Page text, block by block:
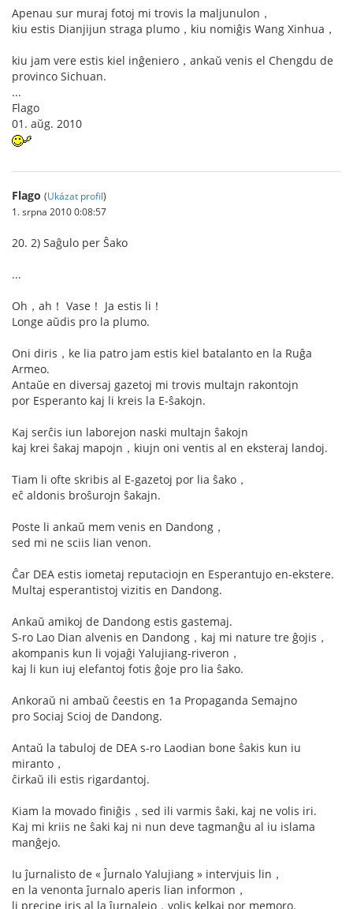
Apenau sur muraj fotoj mi trovis la maljunulon，
kiu estis Dianjijun straga plumo，kiu nomiĝis Wang Xinhua，
kiu jam vere estis kiel inĝeniero，ankaŭ venis el Chengdu de
provinco Sichuan.
...
Flago
01. aŭg. 2010
Flago (Ukázat profil)
1. srpna 2010 0:08:57
20. 2) Saĝulo per Ŝako
...
Oh，ah！ Vase！ Ja estis li！
Longe aŭdis pro la plumo.
Oni diris，ke lia patro jam estis kiel batalanto en la Ruĝa
Armeo.
Antaŭe en diversaj gazetoj mi trovis multajn rakontojn
por Esperanto kaj li kreis la E-ŝakojn.
Kaj serĉis iun laborejon naski multajn ŝakojn
kaj krei ŝakaj mapojn，kiujn oni ventis al en eksteraj landoj.
Tiam li ofte skribis al E-gazetoj por lia ŝako，
eĉ aldonis broŝurojn ŝakajn.
Poste li ankaŭ mem venis en Dandong，
sed mi ne sciis lian venon.
Ĉar DEA estis iometaj reputaciojn en Esperantujo en-ekstere.
Multaj esperantistoj vizitis en Dandong.
Ankaŭ amikoj de Dandong estis gastemaj.
S-ro Lao Dian alvenis en Dandong，kaj mi nature tre ĝojis，
akompanis kun li vojaĝi Yalujiang-riveron，
kaj li kun iuj elefantoj fotis ĝoje pro lia ŝako.
Ankoraŭ ni ambaŭ ĉeestis en 1a Propaganda Semajno
pro Sociaj Scioj de Dandong.
Antaŭ la tabuloj de DEA s-ro Laodian bone ŝakis kun iu
miranto，
ĉirkaŭ ili estis rigardantoj.
Kiam la movado finiĝis，sed ili varmis ŝaki, kaj ne volis iri.
Kaj mi kriis ne ŝaki kaj ni nun deve tagmanĝu al iu islama
manĝejo.
Iu ĵurnalisto de « Ĵurnalo Yalujiang » intervjuis lin，
en la venonta ĵurnalo aperis lian informon，
li precipe iris al la ĵurnalejo，volis kelkaj por memoro.